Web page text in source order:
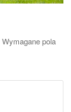
Wymagane pola